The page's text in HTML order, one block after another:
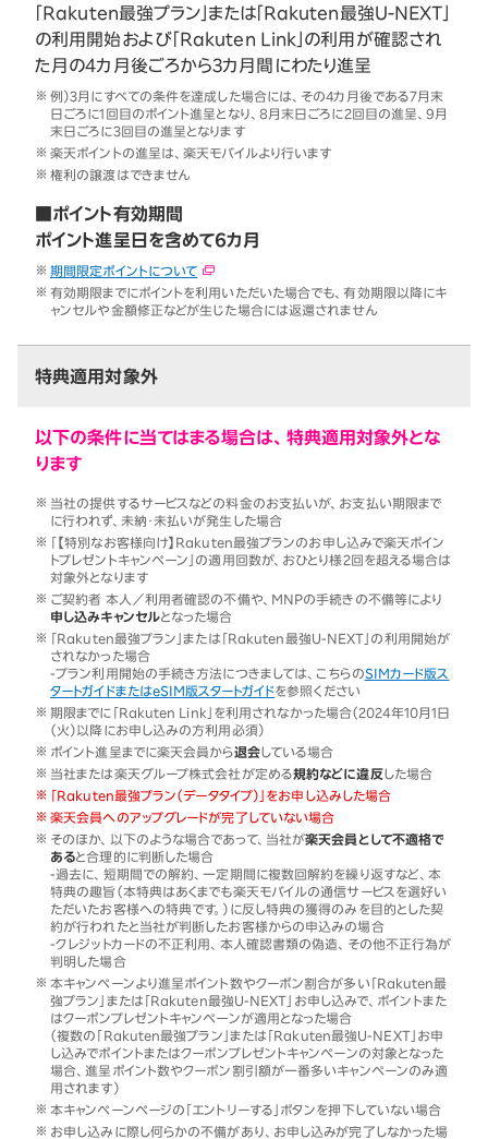
「Rakuten最強プラン」または「Rakuten最強U-NEXT」
の利用開始および「Rakuten Link」の利用が確認され
た月の4カ月後ごろから3カ月間にわたり進呈
例）3月にすべての条件を達成した場合には、その4カ月後である7月末
日ごろに1回目のポイント進呈となり、8月末日ごろに2回目の進呈、9月
末日ごろに3回目の進呈となります
楽天ポイントの進呈は、楽天モバイルより行います
権利の譲渡はできません
■ポイント有効期間
ポイント進呈日を含めて6カ月
期間限定ポイントについて
有効期限までにポイントを利用いただいた場合でも、有効期限以降にキ
ャンセルや金額修正などが生じた場合には返還されません
特典適用対象外
以下の条件に当てはまる場合は、特典適用対象外とな
ります
当社の提供するサービスなどの料金のお支払いが、お支払い期限まで
に行われず、未納・未払いが発生した場合
「【特別なお客様向け】Rakuten最強プランのお申し込みで楽天ポイン
トプレゼントキャンペーン」の適用回数が、おひとり様2回を超える場合は
対象外となります
ご契約者 本人／利用者確認の不備や、MNPの手続きの不備等により
申し込みキャンセルとなった場合
「Rakuten最強プラン」または「Rakuten最強U-NEXT」の利用開始が
されなかった場合
-プラン利用開始の手続き方法につきましては、こちらのSIMカード版ス
タートガイドまたはeSIM版スタートガイドを参照ください
期限までに「Rakuten Link」を利用されなかった場合（2024年10月1日
（火）以降にお申し込みの方利用必須）
ポイント進呈までに楽天会員から退会している場合
当社または楽天グループ株式会社が定める規約などに違反した場合
「Rakuten最強プラン（データタイプ）」をお申し込みした場合
楽天会員へのアップグレードが完了していない場合
そのほか、以下のような場合であって、当社が楽天会員として不適格で
あると合理的に判断した場合
-過去に、短期間での解約、一定期間に複数回解約を繰り返すなど、本
特典の趣旨（本特典はあくまでも楽天モバイルの通信サービスを選好い
ただいたお客様への特典です。）に反し特典の獲得のみを目的とした契
約が行われたと当社が判断したお客様からの申込みの場合
-クレジットカードの不正利用、本人確認書類の偽造、その他不正行為が
判明した場合
本キャンペーンより進呈ポイント数やクーポン割合が多い「Rakuten最
強プラン」または「Rakuten最強U-NEXT」お申し込みで、ポイントまた
はクーポンプレゼントキャンペーンが適用となった場合
（複数の「Rakuten最強プラン」または「Rakuten最強U-NEXT」お申
し込みでポイントまたはクーポンプレゼントキャンペーンの対象となった
場合、進呈ポイント数やクーポン割引額が一番多いキャンペーンのみ適
用されます）
本キャンペーンページの「エントリーする」ボタンを押下していない場合
お申し込みに際し何らかの不備があり、お申し込みが完了しなかった場